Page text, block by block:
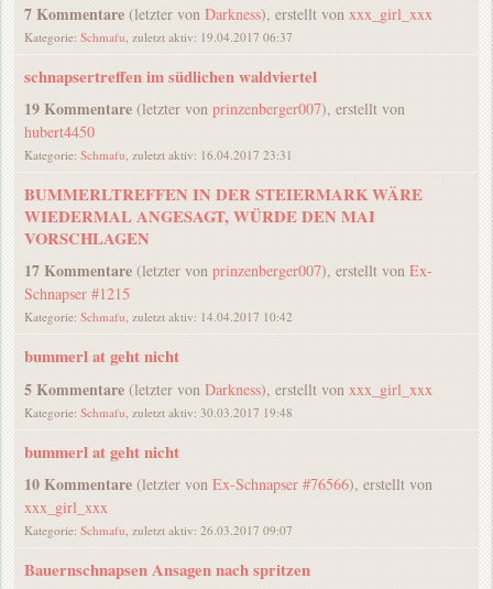
7 Kommentare(letzter von Darkness), erstellt von xxx_girl_xxx
Kategorie: Schmafu , zuletzt aktiv: 19.04.2017 06:37
schnapsertreffen im südlichen waldviertel
19 Kommentare(letzter von prinzenberger007), erstellt von
hubert4450
Kategorie: Schmafu , zuletzt aktiv: 16.04.2017 23:31
BUMMERLTREFFEN IN DER STEIERMARK WÄRE
WIEDERMAL ANGESAGT, WÜRDE DEN MAI
VORSCHLAGEN
17 Kommentare(letzter von prinzenberger007), erstellt von Ex-
Schnapser #1215
Kategorie: Schmafu, zuletzt aktiv: 14.04.2017 10:42
bummerl at geht nicht
5 Kommentare(letzter von Darkness), erstellt von xxx_girl_xxx
Kategorie: Schmafu , zuletzt aktiv: 30.03.2017 19:48
bummerl at geht nicht
10 Kommentare(letzter von Ex-Schnapser #76566), erstellt von
xxx_girl_xxx
Kategorie: Schmafu, zuletzt aktiv: 26.03.2017 09:07
Bauernschnapsen Ansagen nach spritzen